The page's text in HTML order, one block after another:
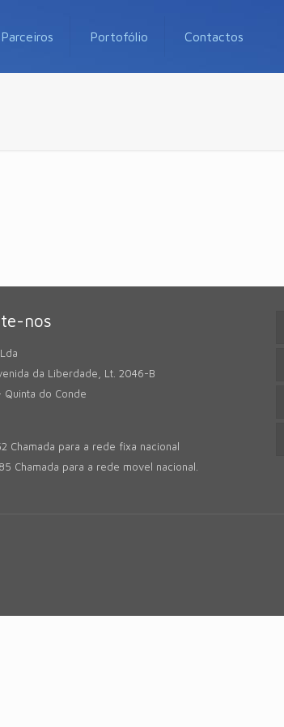
Parceiros Portofólio Contactos
nos
da Liberdade, Lt. 2046-B
Quinta do Conde
Chamada para a rede fixa nacional
Chamada para a rede movel nacional.